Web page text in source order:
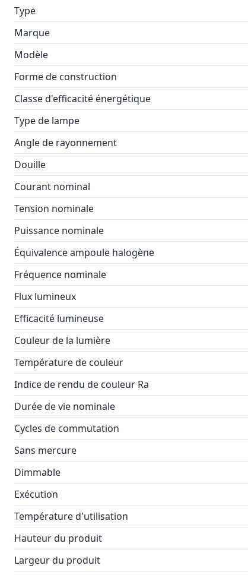
Type
Marque
Modèle
Forme de construction
Classe d'efficacité énergétique
Type de lampe
Angle de rayonnement
Douille
Courant nominal
Tension nominale
Puissance nominale
Équivalence ampoule halogène
Fréquence nominale
Flux lumineux
Efficacité lumineuse
Couleur de la lumière
Température de couleur
Indice de rendu de couleur Ra
Durée de vie nominale
Cycles de commutation
Sans mercure
Dimmable
Exécution
Température d'utilisation
Hauteur du produit
Largeur du produit